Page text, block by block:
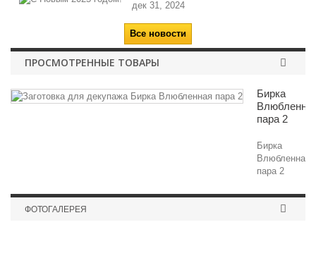
дек 31, 2024
Все новости
ПРОСМОТРЕННЫЕ ТОВАРЫ
Бирка
пара 2
Бирка
Влюбленная
пара 2
ФОТОГАЛЕРЕЯ